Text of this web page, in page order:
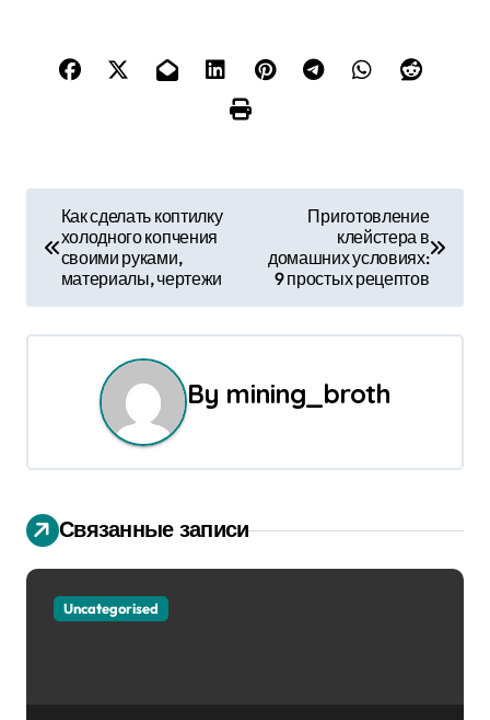
в
и
ц
и
я
Как сделать коптилку
холодного копчения
своими руками,
материалы, чертежи
Приготовление
клейстера в
домашних условиях:
9 простых рецептов
By mining_broth
Связанные записи
Uncategorised